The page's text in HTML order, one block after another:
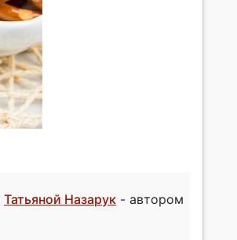
Татьяной Назарук - автором